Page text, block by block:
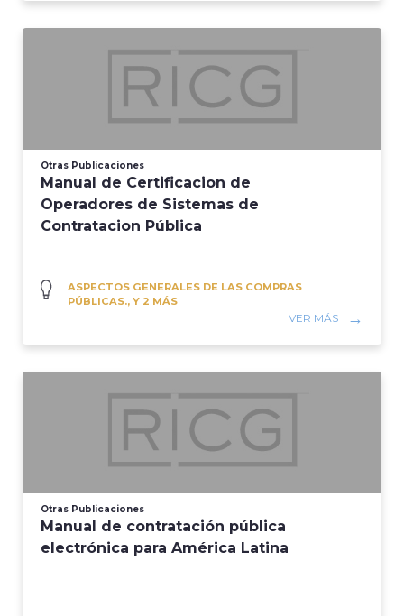
Otras Publicaciones
Manual de Certificacion de
Operadores de Sistemas de
Contratacion Pública
ASPECTOS GENERALES DE LAS COMPRAS
PÚBLICAS., Y 2 MÁS
VER MÁS
Otras Publicaciones
Manual de contratación pública
electrónica para América Latina